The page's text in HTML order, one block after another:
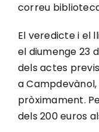
correu
El veredicte i el
el diumenge 23
dels actes
a
pròximament.
dels 200 euros